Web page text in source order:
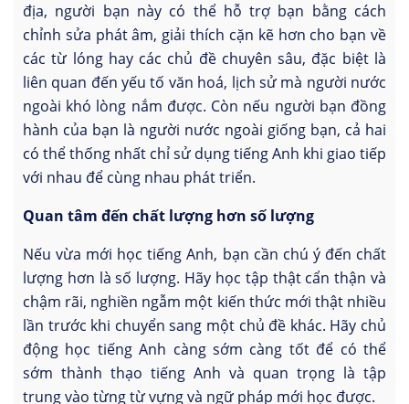
địa, người bạn này có thể hỗ trợ bạn bằng cách
chỉnh sửa phát âm, giải thích cặn kẽ hơn cho bạn về
các từ lóng hay các chủ đề chuyên sâu, đặc biệt là
liên quan đến yếu tố văn hoá, lịch sử mà người nước
ngoài khó lòng nắm được. Còn nếu người bạn đồng
hành của bạn là người nước ngoài giống bạn, cả hai
có thể thống nhất chỉ sử dụng tiếng Anh khi giao tiếp
với nhau để cùng nhau phát triển.
Quan tâm đến chất lượng hơn số lượng
Nếu vừa mới học tiếng Anh, bạn cần chú ý đến chất
lượng hơn là số lượng. Hãy học tập thật cẩn thận và
chậm rãi, nghiền ngẫm một kiến thức mới thật nhiều
lần trước khi chuyển sang một chủ đề khác. Hãy chủ
động học tiếng Anh càng sớm càng tốt để có thể
sớm thành thạo tiếng Anh và quan trọng là tập
trung vào từng từ vựng và ngữ pháp mới học được.